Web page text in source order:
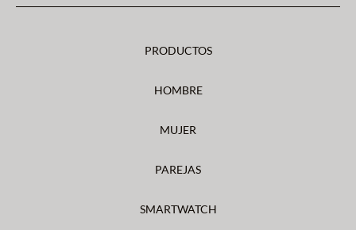
PRODUCTOS
HOMBRE
MUJER
PAREJAS
SMARTWATCH